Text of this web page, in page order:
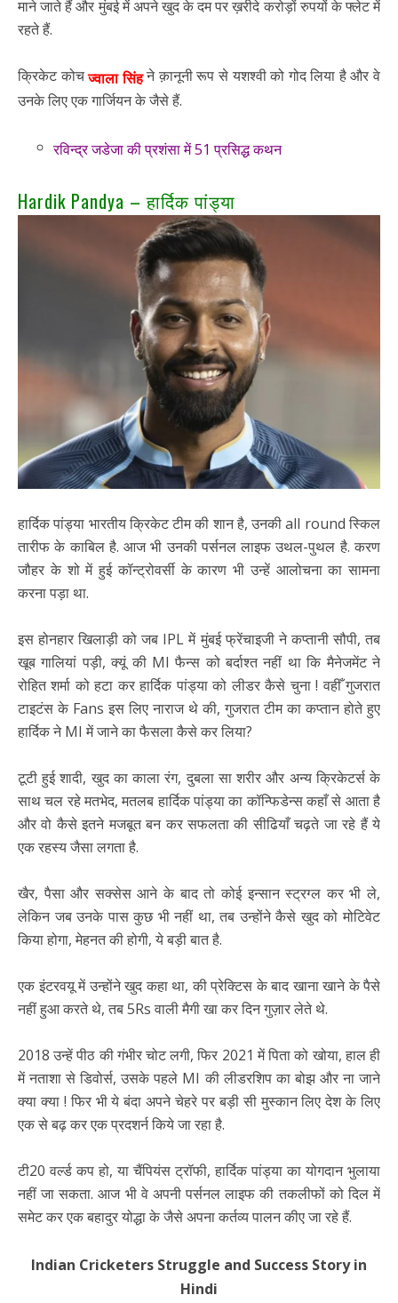
माने जाते हैं और मुंबई में अपने खुद के दम पर ख़रीदे करोड़ों रुपयों के फ्लेट में
रहते हैं.
क्रिकेट कोचज्वाला सिंहने क़ानूनी रूप से यशश्वी को गोद लिया है और वे
उनके लिए एक गार्जियन के जैसे हैं.
रविन्द्र जडेजा की प्रशंसा में 51 प्रसिद्ध कथन
Hardik Pandya – हार्दिक पांड्या
हार्दिक पांड्या भारतीय क्रिकेट टीम की शान है, उनकी all round स्किल
तारीफ के काबिल है. आज भी उनकी पर्सनल लाइफ उथल-पुथल है. करण
जौहर के शो में हुई कॉन्ट्रोवर्सी के कारण भी उन्हें आलोचना का सामना
करना पड़ा था.
इस होनहार खिलाड़ी को जब IPL में मुंबई फ्रेंचाइजी ने कप्तानी सौपी, तब
खूब गालियां पड़ी, क्यूं की MI फैन्स को बर्दाश्त नहीं था कि मैनेजमेंट ने
रोहित शर्मा को हटा कर हार्दिक पांड्या को लीडर कैसे चुना ! वहीँ गुजरात
टाइटंस के Fans इस लिए नाराज थे की, गुजरात टीम का कप्तान होते हुए
हार्दिक ने MI में जाने का फैसला कैसे कर लिया?
टूटी हुई शादी, खुद का काला रंग, दुबला सा शरीर और अन्य क्रिकेटर्स के
साथ चल रहे मतभेद, मतलब हार्दिक पांड्या का कॉन्फिडेन्स कहाँ से आता है
और वो कैसे इतने मजबूत बन कर सफलता की सीढियाँ चढ़ते जा रहे हैं ये
एक रहस्य जैसा लगता है.
खैर, पैसा और सक्सेस आने के बाद तो कोई इन्सान स्ट्रग्ल कर भी ले,
लेकिन जब उनके पास कुछ भी नहीं था, तब उन्होंने कैसे खुद को मोटिवेट
किया होगा, मेहनत की होगी, ये बड़ी बात है.
एक इंटरवयू में उन्होंने खुद कहा था, की प्रेक्टिस के बाद खाना खाने के पैसे
नहीं हुआ करते थे, तब 5Rs वाली मैगी खा कर दिन गुज़ार लेते थे.
2018 उन्हें पीठ की गंभीर चोट लगी, फिर 2021 में पिता को खोया, हाल ही
में नताशा से डिवोर्स, उसके पहले MI की लीडरशिप का बोझ और ना जाने
क्या क्या ! फिर भी ये बंदा अपने चेहरे पर बड़ी सी मुस्कान लिए देश के लिए
एक से बढ़ कर एक प्रदशर्न किये जा रहा है.
टी20 वर्ल्ड कप हो, या चैंपियंस ट्रॉफी, हार्दिक पांड्या का योगदान भुलाया
नहीं जा सकता. आज भी वे अपनी पर्सनल लाइफ की तकलीफों को दिल में
समेट कर एक बहादुर योद्धा के जैसे अपना कर्तव्य पालन कीए जा रहे हैं.
Indian Cricketers Struggle and Success Story in
Hindi